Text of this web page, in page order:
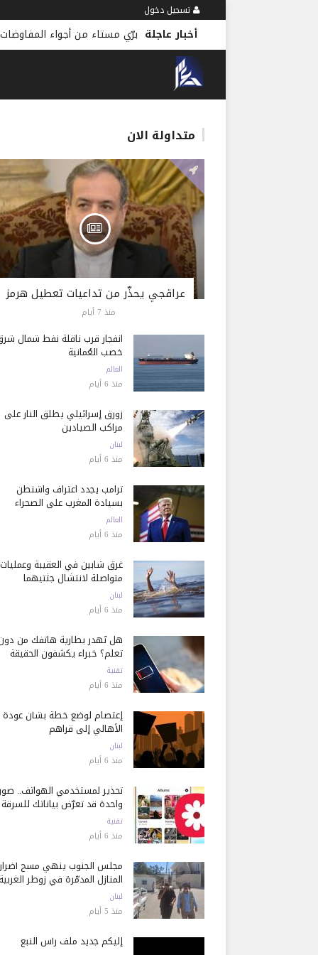
تسجيل دخول
أخبار عاجلة برّي مستاء من أجواء
متداولة الان
عراقجي يحذّر من تداعيات تعطيل هرمز
منذ 7 أيام
انفجار قرب ناقلة نفط شمال
خصب العُمانية
العالم
منذ 6 أيام
زورق إسرائيلي يطلق النار على
مراكب الصيادين
لبنان
منذ 6 أيام
ترامب يجدد اعتراف واشنطن
بسيادة المغرب على الصحراء
العالم
منذ 6 أيام
غرق شابين في العقيبة وعمليات
متواصلة لانتشال جثتيهما
لبنان
منذ 6 أيام
هل تُهدر بطارية هاتفك من
تعلم؟ خبراء يكشفون الحقيقة
تقنية
منذ 6 أيام
إعتصام لوضع خطة بشأن عودة
الأهالي إلى قراهم
لبنان
منذ 6 أيام
تحذير لمستخدمي الهواتف..
واحدة قد تعرّض بياناتك للسرقة
تقنية
منذ 6 أيام
مجلس الجنوب ينهي مسح أضرار
المنازل المدمّرة في زوطر الغربية
لبنان
منذ 5 أيام
إليكم جديد ملف رأس النبع